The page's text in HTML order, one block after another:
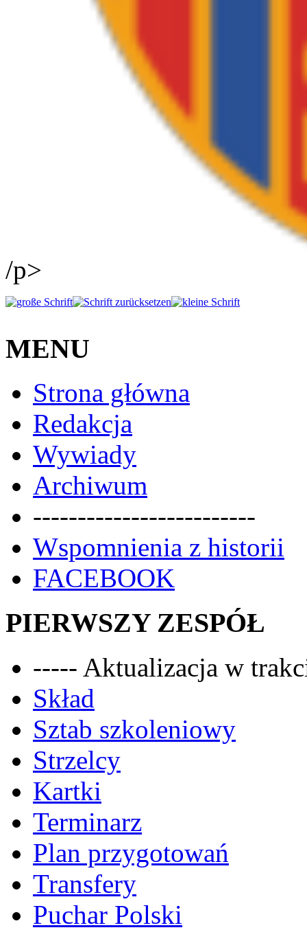
/p>
MENU
Strona główna
Redakcja
Wywiady
Archiwum
-------------------------
Wspomnienia z historii
FACEBOOK
PIERWSZY ZESPÓŁ
----- Aktualizacja w
Skład
Sztab szkoleniowy
Strzelcy
Kartki
Terminarz
Plan przygotowań
Transfery
Puchar Polski